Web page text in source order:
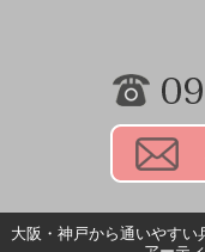
大阪・神戸から通いやすい